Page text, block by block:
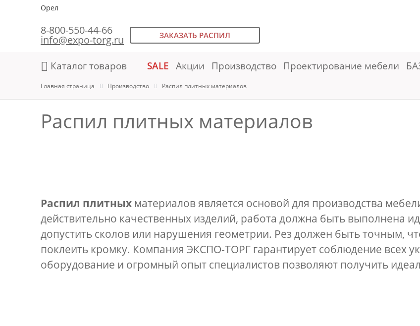
Орел
8-800-550-44-66
info@expo-torg.ru ЗАКАЗАТЬ РАСПИЛ
Каталог товаров SALE Акции Производство Проектирование мебели
Главная страница Производство Распил плитных материалов
Распил плитных материалов
Распил плитных материалов является основой для производства
действительно качественных изделий, работа должна быть выполнена
допустить сколов или нарушения геометрии. Рез должен быть точным,
поклеить кромку. Компания ЭКСПО-ТОРГ гарантирует соблюдение всех
оборудование и огромный опыт специалистов позволяют получить